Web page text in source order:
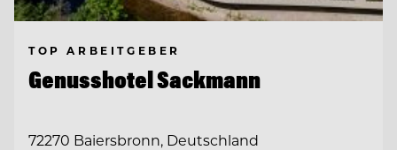
TOP ARBEITGEBER
Genusshotel Sackmann
72270 Baiersbronn, Deutschland